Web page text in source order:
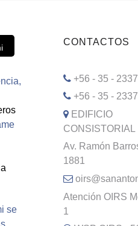
se
CONTACTOS
+56 - 35 -
+56 - 35 -
EDIFICIO
CONSISTORIAL
Av. Ramón
1881
Atención OIRS
1